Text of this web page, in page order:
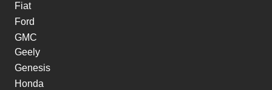
Fiat
Ford
GMC
Geely
Genesis
Honda